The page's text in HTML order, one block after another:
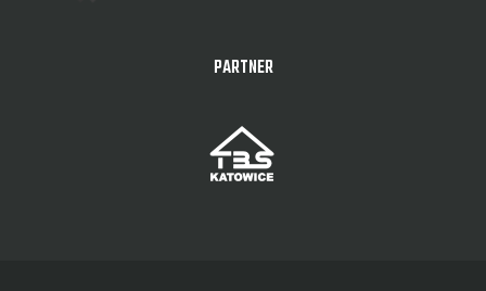
PARTNER